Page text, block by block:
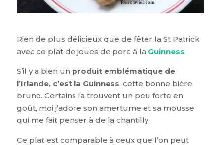
Rien de plus délicieux que de fêter la St Patrick
avec ce plat de joues de porc à la Guinness.
S’il y a bien un produit emblématique de
l’Irlande, c’est la Guinness, cette bonne bière
brune. Certains la trouvent un peu forte en
goût, moi j’adore son amertume et sa mousse
qui me fait penser à de la chantilly.
Ce plat est comparable à ceux que l’on peut